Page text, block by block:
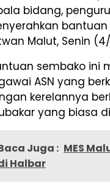
bidang,
Malut, Senin
sembako ini
ASN yang
kerelannya
yang biasa
Juga : MES
Halbar